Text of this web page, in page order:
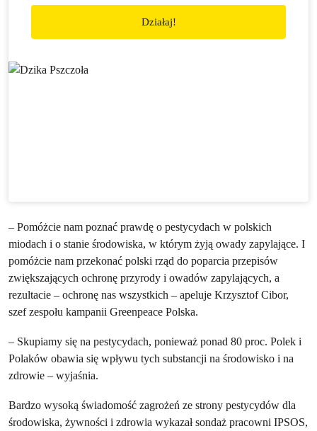
Działaj!
– Pomóżcie nam poznać prawdę o pestycydach w polskich
miodach i o stanie środowiska, w którym żyją owady zapylające. I
pomóżcie nam przekonać polski rząd do poparcia przepisów
zwiększających ochronę przyrody i owadów zapylających, a
rezultacie – ochronę nas wszystkich – apeluje Krzysztof Cibor,
szef zespołu kampanii Greenpeace Polska.
– Skupiamy się na pestycydach, ponieważ ponad 80 proc. Polek i
Polaków obawia się wpływu tych substancji na środowisko i na
zdrowie – wyjaśnia.
Bardzo wysoką świadomość zagrożeń ze strony pestycydów dla
środowiska, żywności i zdrowia wykazał sondaż pracowni IPSOS,